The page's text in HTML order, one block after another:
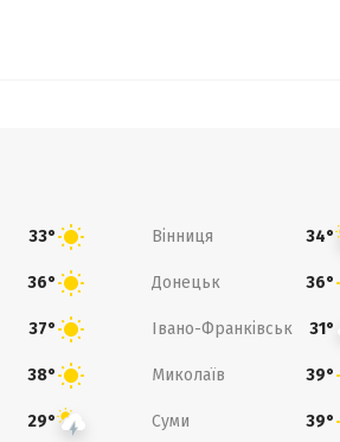
33° Вінниця 34°
36° Донецьк 36°
37° Івано-Франківськ 31°
38° Миколаїв 39°
29° Суми 39°